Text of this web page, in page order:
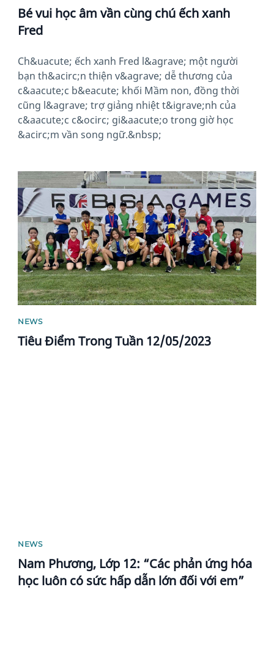
Bé vui học âm vần cùng chú ếch xanh
Fred
Ch&uacute; ếch xanh Fred l&agrave; một người
bạn th&acirc;n thiện v&agrave; dễ thương của
c&aacute;c b&eacute; khối Mầm non, đồng thời
cũng l&agrave; trợ giảng nhiệt t&igrave;nh của
c&aacute;c c&ocirc; gi&aacute;o trong giờ học
&acirc;m vần song ngữ.&nbsp;
News image
NEWS
Tiêu Điểm Trong Tuần 12/05/2023
NEWS
Nam Phương, Lớp 12: “Các phản ứng hóa
học luôn có sức hấp dẫn lớn đối với em” ​